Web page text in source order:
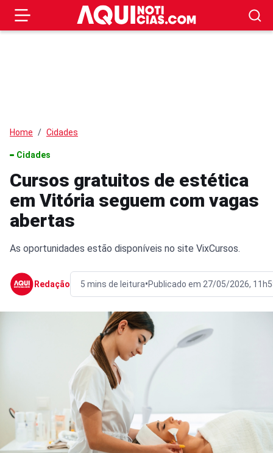
Home Cidades
Cidades
Cursos gratuitos de estética
em Vitória seguem com vagas
abertas
As oportunidades estão disponíveis no site VixCursos.
Redação 5 mins de leitura•Publicado em 27/05/2026,